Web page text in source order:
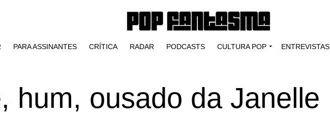
PARA ASSINANTES CRÍTICA RADAR PODCASTS CULTURA POP ENTREVISTAS
hum, ousado da Janelle